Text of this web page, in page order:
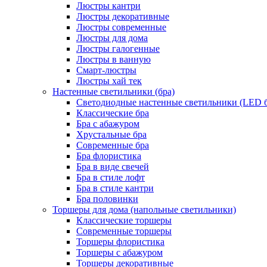
Люстры кантри
Люстры декоративные
Люстры современные
Люстры для дома
Люстры галогенные
Люстры в ванную
Смарт-люстры
Люстры хай тек
Настенные светильники (бра)
Светодиодные настенные светильники (LED
Классические бра
Бра с абажуром
Хрустальные бра
Современные бра
Бра флористика
Бра в виде свечей
Бра в стиле лофт
Бра в стиле кантри
Бра половинки
Торшеры для дома (напольные светильники)
Классические торшеры
Современные торшеры
Торшеры флористика
Торшеры с абажуром
Торшеры декоративные